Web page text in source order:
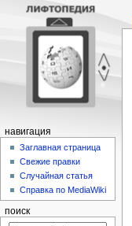
навигация
Заглавная страница
Свежие правки
Случайная статья
Справка по MediaWiki
поиск